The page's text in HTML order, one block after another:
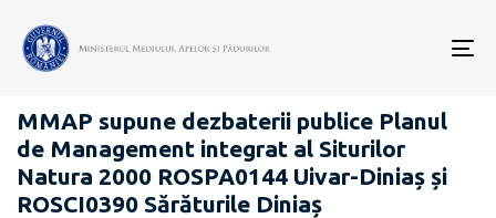
PROIECTE ACTE NORMATIVE
MMAP supune dezbaterii publice Planul
de Management integrat al Siturilor
Natura 2000 ROSPA0144 Uivar-Diniaș și
ROSCI0390 Sărăturile Diniaș
publicării: